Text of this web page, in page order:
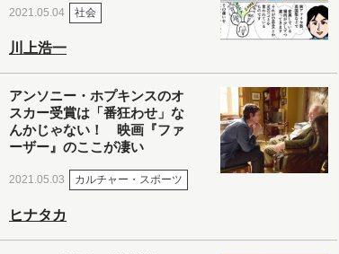
2021.05.04 社会
川上浩一
アンソニー・ホプキンスのオ
スカー受賞は「番狂わせ」な
んかじゃない！ 映画『ファ
ーザー』のここが凄い
2021.05.03 カルチャー・スポーツ
ヒナタカ